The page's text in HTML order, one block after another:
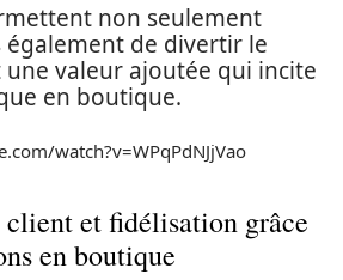
non seulement
également de divertir le
valeur ajoutée qui incite
en boutique.
watch?v=WPqPdNJjVao
client et fidélisation grâce
en boutique